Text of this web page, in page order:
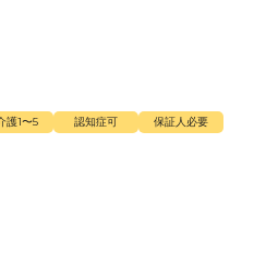
護1〜5 認知症可
保証人必要